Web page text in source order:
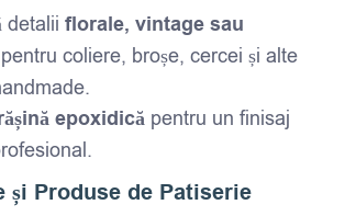
detalii florale, vintage sau
pentru coliere, broșe, cercei și alte
epoxidică pentru un finisaj
și Produse de Patiserie